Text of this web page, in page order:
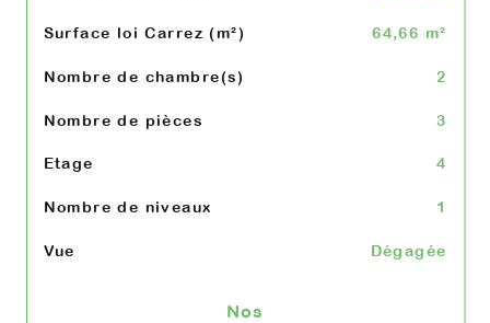
Surface loi Carrez (m²) 64,66 m²
Nombre de chambre(s) 2
Nombre de pièces 3
Etage 4
Nombre de niveaux 1
Vue Dégagée
Nos